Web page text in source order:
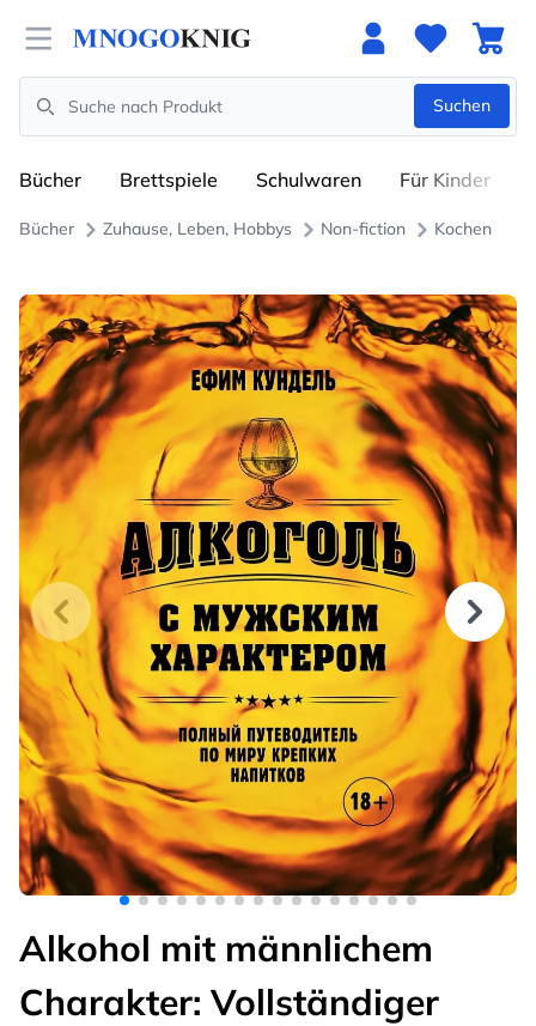
Open menu
Search
Suchen
Bücher Brettspiele Schulwaren Für Kinder
Bücher Zuhause, Leben, Hobbys Non-fiction Kochen
Alkohol mit männlichem
Charakter: Vollständiger